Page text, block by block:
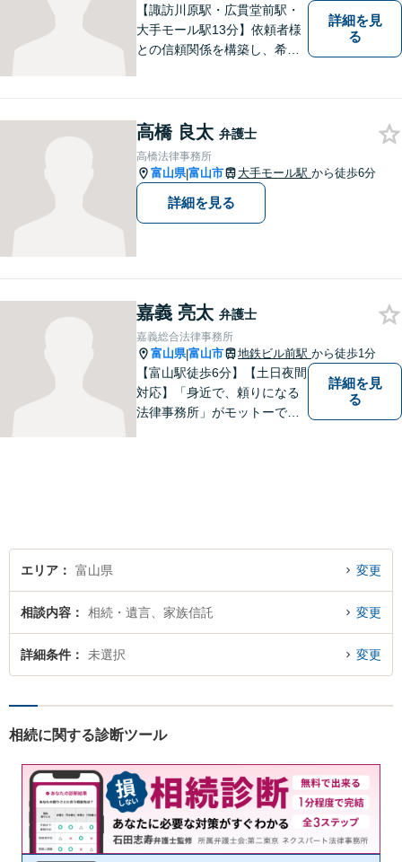
【諏訪川原駅・広貫堂前駅・
大手モール駅13分】依頼者様
との信頼関係を構築し、希望
ご相談ください。平日夜間相
談OK！【複数弁護士在籍】
詳細を見
る
高橋 良太 弁護士
高橋法律事務所
富山県|富山市 大手モール駅 から徒歩6分
詳細を見る
嘉義 亮太 弁護士
嘉義総合法律事務所
富山県|富山市 地鉄ビル前駅 から徒歩1分
【富山駅徒歩6分】【土日夜間
対応】「身近で、頼りになる
法律事務所」がモットーで
詳細を見
る
エリア 富山県 変更
相談内容 相続・遺言、家族信託 変更
詳細条件 未選択 変更
相続に関する診断ツール